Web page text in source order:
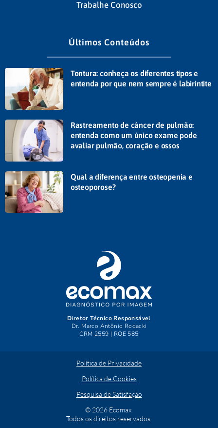
Trabalhe Conosco
Últimos Conteúdos
Tontura: conheça os diferentes tipos e
entenda por que nem sempre é labirintite
Rastreamento de câncer de pulmão:
entenda como um único exame pode
avaliar pulmão, coração e ossos
Qual a diferença entre osteopenia e
osteoporose?
Diretor Técnico Responsável
Dr. Marco Antônio Rodacki
CRM 2559 | RQE 585
Política de Privacidade
Política de Cookies
Pesquisa de Satisfação
© 2026 Ecomax.
Todos os direitos reservados.